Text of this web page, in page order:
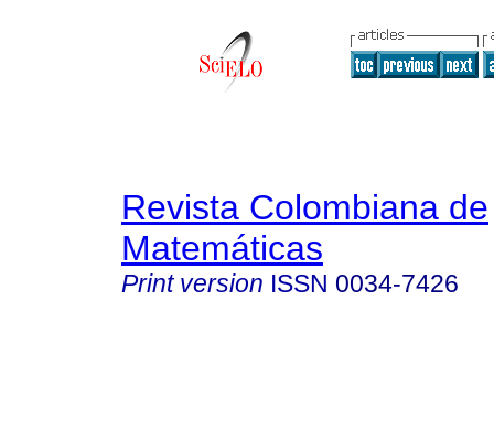
Revista Colombiana de
Matemáticas
Print version ISSN 0034-7426